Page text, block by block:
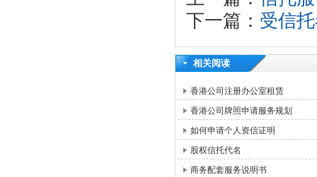
下一篇： 受信
相关阅读
香港公司注册办公室租赁
香港公司牌照申请服务规划
如何申请个人资信证明
股权信托代名
商务配套服务说明书